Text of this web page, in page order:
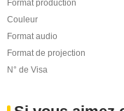
Format production
Couleur
Format audio
Format de projection
N° de Visa